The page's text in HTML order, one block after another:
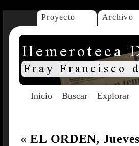
Proyecto Archivo
Inicio Buscar Explorar
« EL ORDEN,